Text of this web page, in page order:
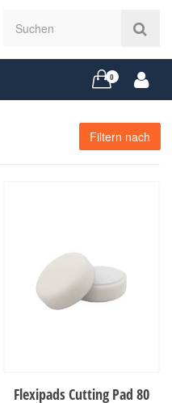
0
Filtern nach
Flexipads Cutting Pad 80